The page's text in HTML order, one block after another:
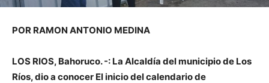
POR RAMON ANTONIO MEDINA
LOS RIOS, Bahoruco. -: La Alcaldía del municipio de Los
Ríos, dio a conocer El inicio del calendario de